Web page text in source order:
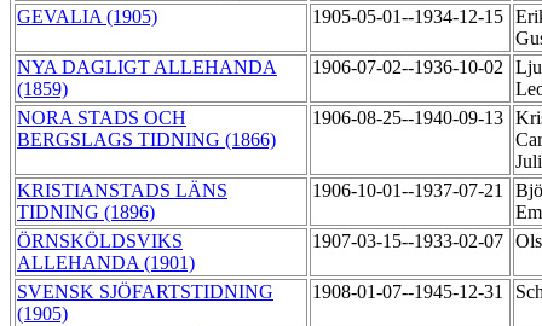
GEVALIA (1905)
1905-05-01--1934-12-15
NYA DAGLIGT ALLEHANDA
(1859)
1906-07-02--1936-10-02
NORA STADS OCH
BERGSLAGS TIDNING (1866)
1906-08-25--1940-09-13
KRISTIANSTADS LÄNS
TIDNING (1896)
1906-10-01--1937-07-21
ÖRNSKÖLDSVIKS
ALLEHANDA (1901)
1907-03-15--1933-02-07
SVENSK SJÖFARTSTIDNING
(1905)
1908-01-07--1945-12-31